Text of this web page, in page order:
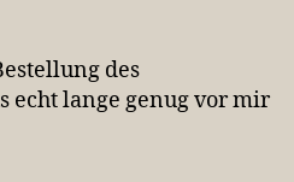
habe
die
des
echt lange genug vor mir